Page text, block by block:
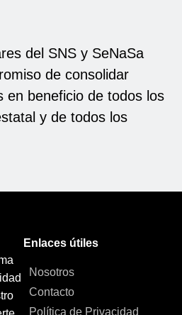
del SNS y SeNaSa
de consolidar
en beneficio de todos los
y de todos los
Enlaces útiles
Nosotros
Contacto
Política de Privacidad